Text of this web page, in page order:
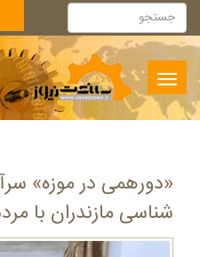
Toggle
navigation
«دورهمی در موزه»
شناسی مازندران با